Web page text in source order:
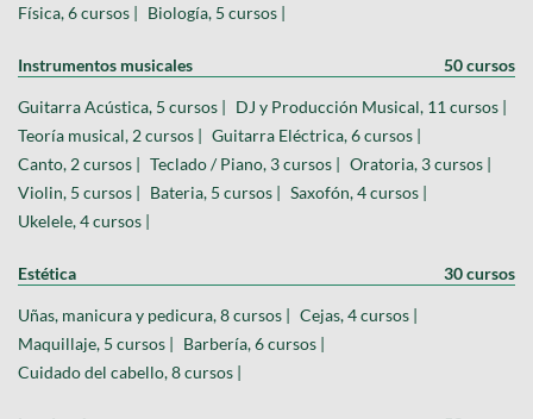
Física, 6 cursos | Biología, 5 cursos |
Instrumentos musicales 50 cursos
Guitarra Acústica, 5 cursos | DJ y Producción Musical, 11 cursos |
Teoría musical, 2 cursos | Guitarra Eléctrica, 6 cursos |
Canto, 2 cursos | Teclado / Piano, 3 cursos | Oratoria, 3 cursos |
Violin, 5 cursos | Bateria, 5 cursos | Saxofón, 4 cursos |
Ukelele, 4 cursos |
Estética 30 cursos
Uñas, manicura y pedicura, 8 cursos | Cejas, 4 cursos |
Maquillaje, 5 cursos | Barbería, 6 cursos |
Cuidado del cabello, 8 cursos |